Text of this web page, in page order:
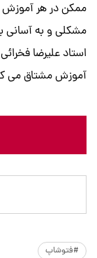
ممکن در هر آموزش
مشکلی و به آسانی
استاد علیرضا
آموزش مشتاق می
#فتوشاپ